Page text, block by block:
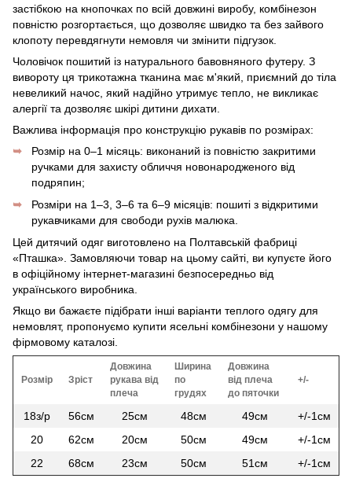
застібкою на кнопочках по всій довжині виробу, комбінезон
повністю розгортається, що дозволяє швидко та без зайвого
клопоту перевдягнути немовля чи змінити підгузок.
Чоловічок пошитий із натурального бавовняного футеру. З
вивороту ця трикотажна тканина має м'який, приємний до тіла
невеликий начос, який надійно утримує тепло, не викликає
алергії та дозволяє шкірі дитини дихати.
Важлива інформація про конструкцію рукавів по розмірах:
Розмір на 0–1 місяць: виконаний із повністю закритими
ручками для захисту обличчя новонародженого від
подряпин;
Розміри на 1–3, 3–6 та 6–9 місяців: пошиті з відкритими
рукавчиками для свободи рухів малюка.
Цей дитячий одяг виготовлено на Полтавській фабриці
«Пташка». Замовляючи товар на цьому сайті, ви купуєте його
в офіційному інтернет-магазині безпосередньо від
українського виробника.
Якщо ви бажаєте підібрати інші варіанти теплого одягу для
немовлят, пропонуємо купити ясельні комбінезони у нашому
фірмовому каталозі.
Розмір Зріст
Довжина
рукава від
плеча
Ширина
по
грудях
Довжина
від плеча
до пяточки
+/-
18з/р 56см 25см 48см 49см
+/-1см
20
62см 20см 50см 49см
+/-1см
22
68см 23см 50см 51см +/-1см